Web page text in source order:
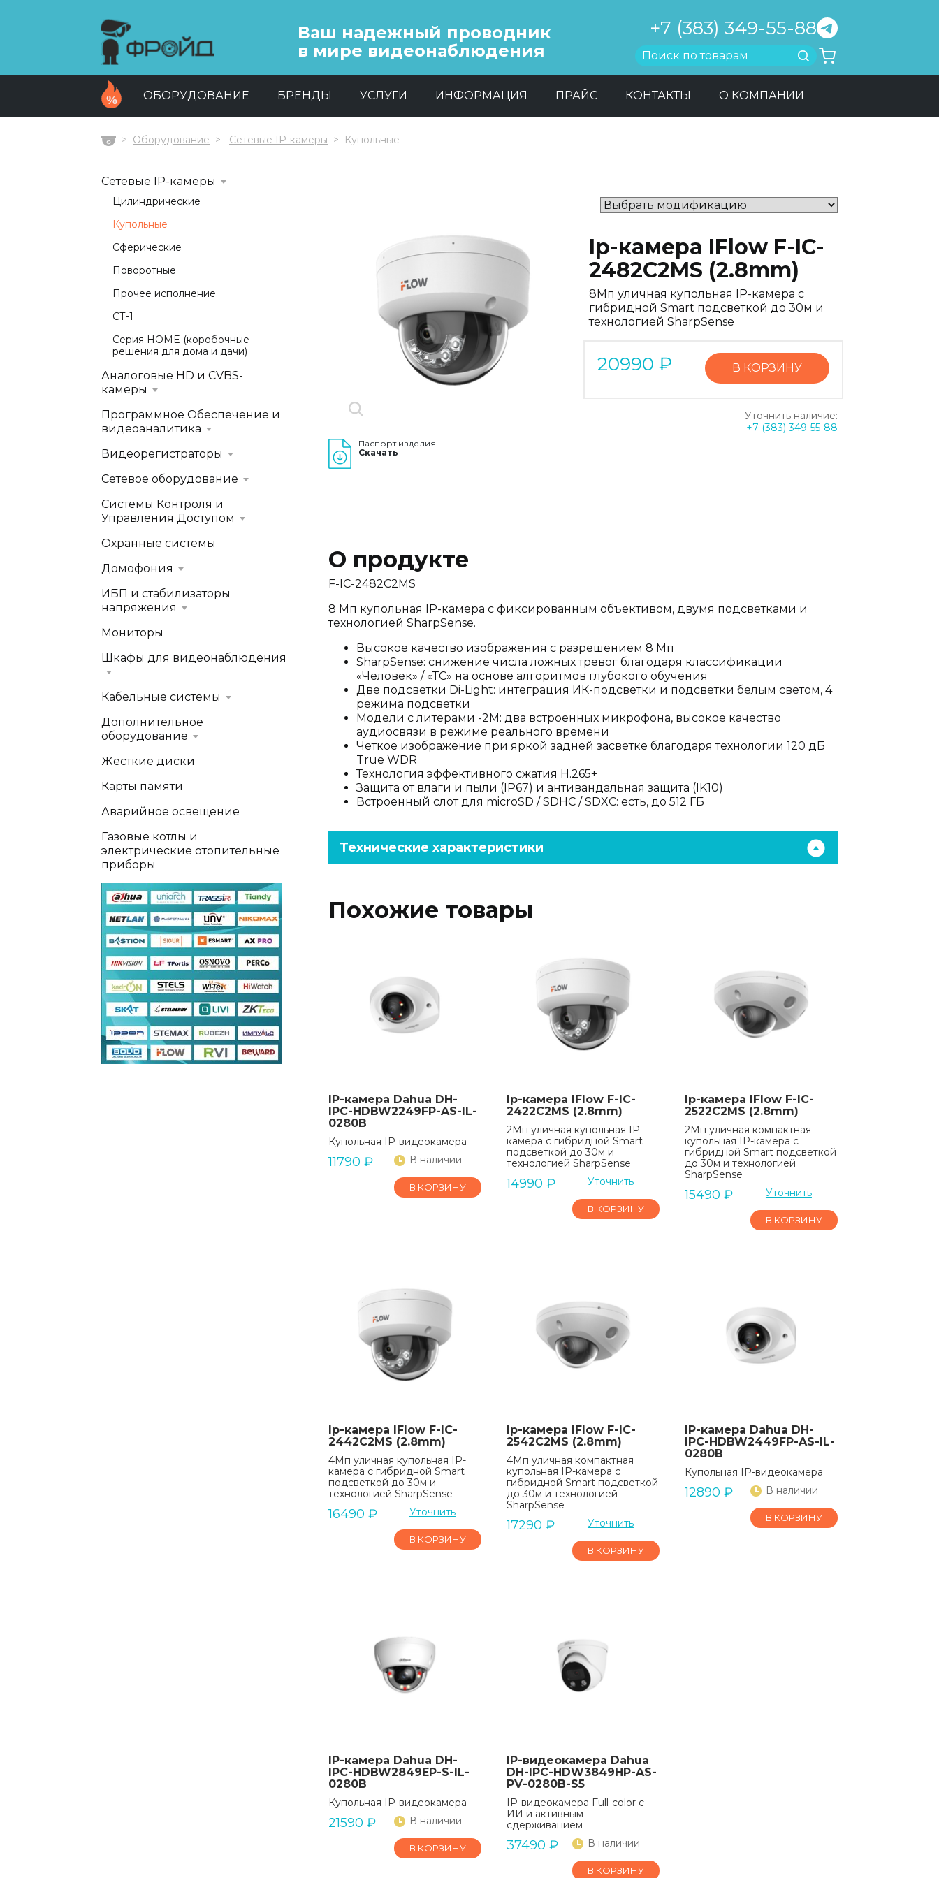
Ваш надежный проводник
в мире видеонаблюдения
+7 (383) 349-55-88
Найти
ОБОРУДОВАНИЕ БРЕНДЫ УСЛУГИ ИНФОРМАЦИЯ ПРАЙС КОНТАКТЫ О КОМПАНИИ
ГлавнаяОборудование Сетевые IP-камеры Купольные
Паспорт изделия
Скачать
Ip-камера IFlow F-IC-
2482C2MS (2.8mm)
8Мп уличная купольная IP-камера с
гибридной Smart подсветкой до 30м и
технологией SharpSense
20990 ₽ В КОРЗИНУ
Уточнить наличие:
+7 (383) 349-55-88
О продукте
F-IC-2482C2MS
8 Мп купольная IP-камера с фиксированным объективом, двумя подсветками и
технологией SharpSense.
Высокое качество изображения с разрешением 8 Мп
SharpSense: снижение числа ложных тревог благодаря классификации
«Человек» / «ТС» на основе алгоритмов глубокого обучения
Две подсветки Di-Light: интеграция ИК-подсветки и подсветки белым светом, 4
режима подсветки
Модели с литерами -2M: два встроенных микрофона, высокое качество
аудиосвязи в режиме реального времени
Четкое изображение при яркой задней засветке благодаря технологии 120 дБ
True WDR
Технология эффективного сжатия H.265+
Защита от влаги и пыли (IP67) и антивандальная защита (IK10)
Встроенный слот для microSD / SDHC / SDXC: есть, до 512 ГБ
Технические характеристики
Похожие товары
IP-камера Dahua DH-
IPC-HDBW2249FP-AS-IL-
0280B
Купольная IP-видеокамера
11790 ₽ В наличии
В КОРЗИНУ
Ip-камера IFlow F-IC-
2422C2MS (2.8mm)
2Мп уличная купольная IP-
камера с гибридной Smart
подсветкой до 30м и
технологией SharpSense
14990 ₽ Уточнить
В КОРЗИНУ
Ip-камера IFlow F-IC-
2522C2MS (2.8mm)
2Мп уличная компактная
купольная IP-камера с
гибридной Smart подсветкой
до 30м и технологией
SharpSense
15490 ₽ Уточнить
В КОРЗИНУ
Ip-камера IFlow F-IC-
2442C2MS (2.8mm)
4Мп уличная купольная IP-
камера с гибридной Smart
подсветкой до 30м и
технологией SharpSense
16490 ₽ Уточнить
В КОРЗИНУ
Ip-камера IFlow F-IC-
2542C2MS (2.8mm)
4Мп уличная компактная
купольная IP-камера с
гибридной Smart подсветкой
до 30м и технологией
SharpSense
17290 ₽ Уточнить
В КОРЗИНУ
IP-камера Dahua DH-
IPC-HDBW2449FP-AS-IL-
0280B
Купольная IP-видеокамера
12890 ₽ В наличии
В КОРЗИНУ
IP-камера Dahua DH-
IPC-HDBW2849EP-S-IL-
0280B
Купольная IP-видеокамера
21590 ₽ В наличии
В КОРЗИНУ
IP-видеокамера Dahua
DH-IPC-HDW3849HP-AS-
PV-0280B-S5
IP-видеокамера Full-color с
ИИ и активным
сдерживанием
37490 ₽ В наличии
В КОРЗИНУ
Сетевые IP-камеры
Цилиндрические
Купольные
Сферические
Поворотные
Прочее исполнение
СТ-1
Серия HOME (коробочные
решения для дома и дачи)
Аналоговые HD и CVBS-
камеры
Программное Обеспечение и
видеоаналитика
Видеорегистраторы
Сетевое оборудование
Системы Контроля и
Управления Доступом
Охранные системы
Домофония
ИБП и стабилизаторы
напряжения
Мониторы
Шкафы для видеонаблюдения
Кабельные системы
Дополнительное
оборудование
Жёсткие диски
Карты памяти
Аварийное освещение
Газовые котлы и
электрические отопительные
приборы